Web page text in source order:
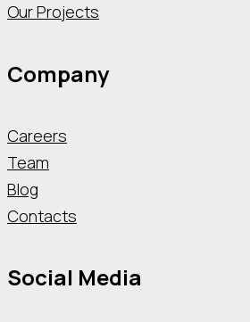
Our Projects
Company
Careers
Team
Blog
Contacts
Social Media